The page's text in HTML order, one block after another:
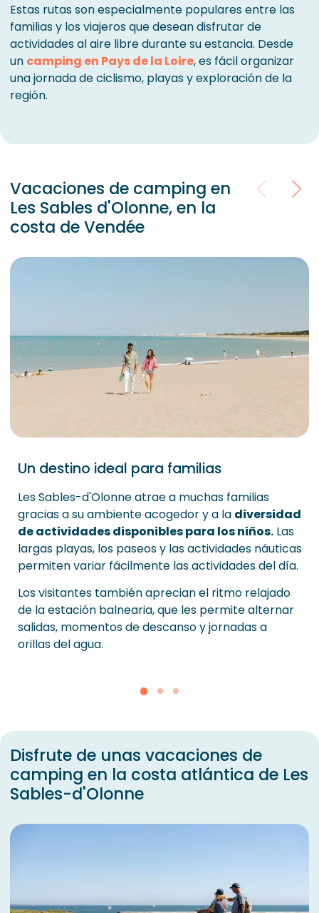
Estas rutas son especialmente populares entre las
familias y los viajeros que desean disfrutar de
actividades al aire libre durante su estancia. Desde
un camping en Pays de la Loire, es fácil organizar
una jornada de ciclismo, playas y exploración de la
región.
Vacaciones de camping en
Les Sables d'Olonne, en la
costa de Vendée
Un destino ideal para familias
Les Sables-d'Olonne atrae a muchas familias
gracias a su ambiente acogedor y a la diversidad
de actividades disponibles para los niños.Las
largas playas, los paseos y las actividades náuticas
permiten variar fácilmente las actividades del día.
Los visitantes también aprecian el ritmo relajado
de la estación balnearia, que les permite alternar
salidas, momentos de descanso y jornadas a
orillas del agua.
Disfrute de unas vacaciones de
camping en la costa atlántica de Les
Sables-d'Olonne